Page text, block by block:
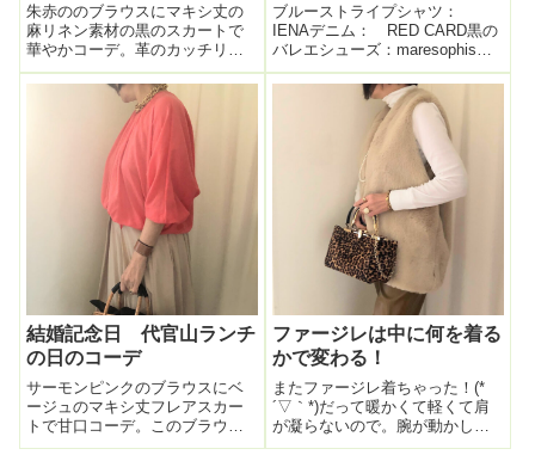
朱赤ののブラウスにマキシ丈の
麻リネン素材の黒のスカートで
華やかコーデ。革のカッチリ黒
bag持ったら、とんでもなくマダ
ム感が出て老けた・・・・ので
ここは外す。ハクション大魔王
の壺bagで。抜け感、ハズシ、大
事。アクセサリー。ブラウスの
ブルーストライプシャツ：
IENAデニム： RED CARD黒の
バレエシューズ：maresophisカ
バン：ADMJ久しぶりにブルーデ
ニムを履く。IENAのシャツはか
なり大き目ユッタリに出来てい
るので、フツーのストレートデ
ニムでもちょっと今...
結婚記念日 代官山ランチ
の日のコーデ
サーモンピンクのブラウスにベ
ージュのマキシ丈フレアスカー
トで甘口コーデ。このブラウス
は色が気に入ってずっと着てい
ファージレは中に何を着る
かで変わる！
またファージレ着ちゃった！(*
´▽｀*)だって暖かくて軽くて肩
が凝らないので。腕が動かしや
すいので。（当たり前）今日は